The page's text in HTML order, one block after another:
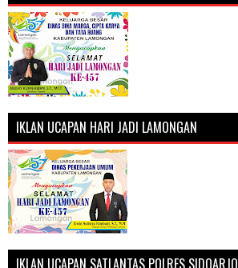
IKLAN UCAPAN HARI JADI LAMONGAN
IKLAN UCAPAN SATLANTAS POLRES SIDOARJO